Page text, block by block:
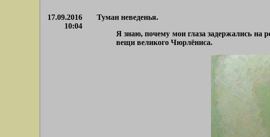
17.09.2016
10:04
Туман неведенья.
Я знаю, почему мои глаза задержались на
вещи великого Чюрлёниса.